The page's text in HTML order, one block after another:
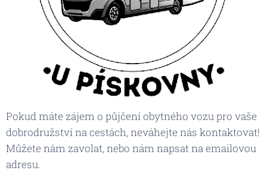
Pokud máte zájem o půjčení obytného vozu pro vaše
dobrodružství na cestách, neváhejte nás kontaktovat!
Můžete nám zavolat, nebo nám napsat na emailovou
adresu.